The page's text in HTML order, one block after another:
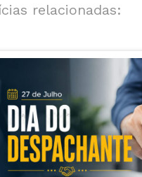
relacionadas: